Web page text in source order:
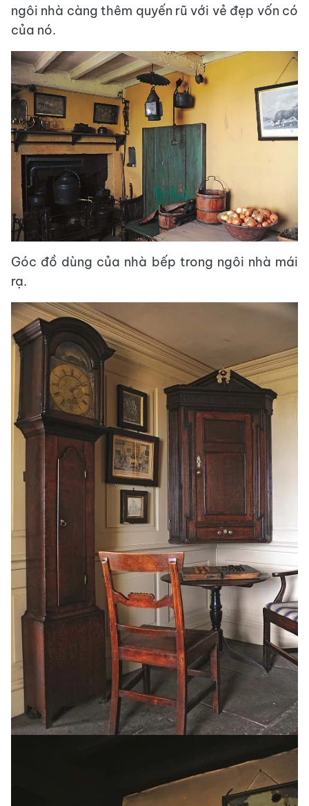
ngôi nhà càng thêm quyến rũ với vẻ đẹp vốn có
của nó.
Góc đồ dùng của nhà bếp trong ngôi nhà mái
rạ.